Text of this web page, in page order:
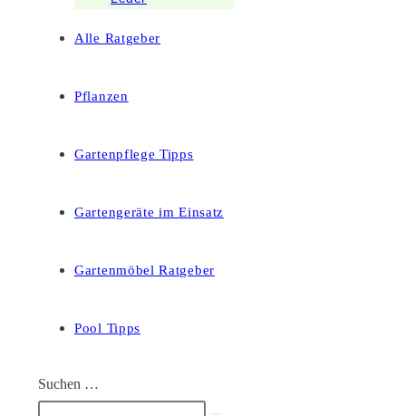
Alle Ratgeber
Pflanzen
Gartenpflege Tipps
Gartengeräte im Einsatz
Gartenmöbel Ratgeber
Pool Tipps
Suchen …